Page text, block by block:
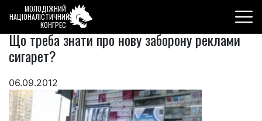
МОЛОДІЖНИЙ
НАЦІОНАЛІСТИЧНИЙ
КОНГРЕС
Що треба знати про нову заборону реклами
сигарет?
06.09.2012